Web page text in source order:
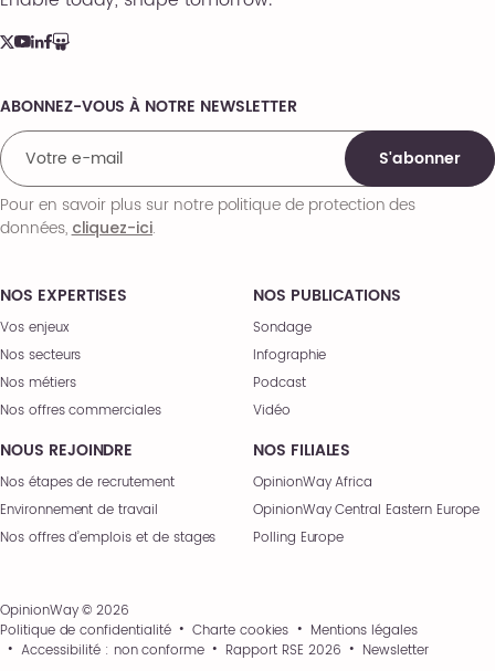
NOS EXPERTISES
Vos enjeux
Nos secteurs
Nos métiers
Nos offres commerciales
NOS PUBLICATIONS
Sondage
Infographie
Podcast
Vidéo
NOUS REJOINDRE
Nos étapes de recrutement
Environnement de travail
Nos offres d’emplois et de stages
NOS FILIALES
OpinionWay Africa
OpinionWay Central Eastern Europe
Polling Europe
Comments
ABONNEZ-VOUS À NOTRE NEWSLETTER
S'abonner
Pour en savoir plus sur notre politique de protection des
données,cliquez-ici.
OpinionWay © 2026
Politique de confidentialité
Charte cookies
Mentions légales
Accessibilité : non conforme
Rapport RSE 2026 Newsletter